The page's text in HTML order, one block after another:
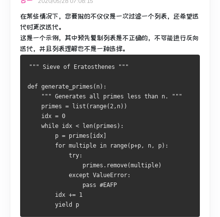
在某些情况下，您要做的不仅仅是一次过滤一个列表，还希望迭
代时更改迭代。
这是一个示例，其中预先复制列表是不正确的，不可能进行反向
迭代，并且列表理解也不是一种选择。
""" Sieve of Eratosthenes """
def generate_primes ( n):
""" Generates all primes less than n. """
    primes
= list ( range( 2, n))
    idx
= 0
while idx < len( primes ):
        p
= primes idx
for multiple in range( p+p, n, p):
try:
                primes
. remove(multiple)
except ValueError:
pass #EAFP
        idx
+= 1
yield
p